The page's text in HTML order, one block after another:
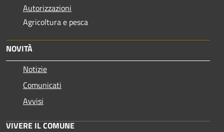
Autorizzazioni
Agricoltura e pesca
NOVITÀ
Notizie
Comunicati
Avvisi
VIVERE IL COMUNE